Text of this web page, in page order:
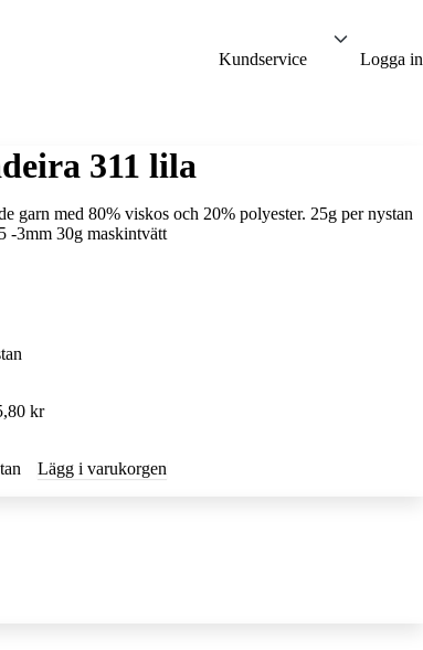
Kundservice Logga in
311 lila
garn med 80% viskos och 20% polyester. 25g per nystan
-3mm 30g maskintvätt
kr
Lägg i varukorgen